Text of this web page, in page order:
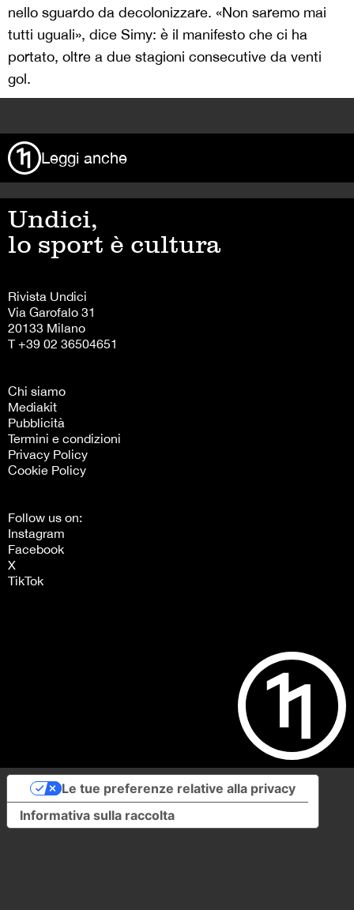
nello sguardo da decolonizzare. «Non saremo mai
tutti uguali», dice Simy: è il manifesto che ci ha
portato, oltre a due stagioni consecutive da venti
gol.
Leggi anche
Undici,
lo sport è cultura
Rivista Undici
Via Garofalo 31
20133 Milano
T +39 02 36504651
Chi siamo
Mediakit
Pubblicità
Termini e condizioni
Privacy Policy
Cookie Policy
Follow us on:
Instagram
Facebook
X
TikTok
Informativa sulla raccolta
Le tue preferenze relative alla privacy